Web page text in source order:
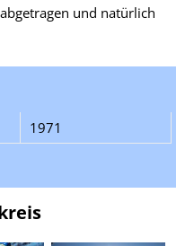
und natürlich
1971